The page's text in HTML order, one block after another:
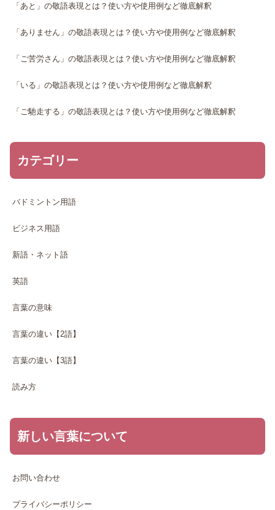
「あと」の敬語表現とは？使い方や使用例など徹底解釈
「ありません」の敬語表現とは？使い方や使用例など徹底解釈
「ご苦労さん」の敬語表現とは？使い方や使用例など徹底解釈
「いる」の敬語表現とは？使い方や使用例など徹底解釈
「ご馳走する」の敬語表現とは？使い方や使用例など徹底解釈
カテゴリー
バドミントン用語
ビジネス用語
新語・ネット語
英語
言葉の意味
言葉の違い【2語】
言葉の違い【3語】
読み方
新しい言葉について
お問い合わせ
プライバシーポリシー